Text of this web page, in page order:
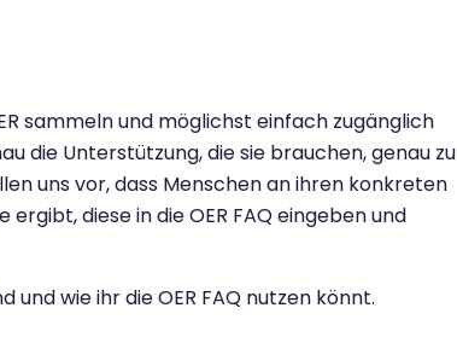
sammeln und möglichst einfach zugänglich
die Unterstützung, diesie brauchen, genau zu
uns vor, dass Menschen anihren konkreten
ergibt, diese in die OER FAQ eingeben und
und wie ihr die OER FAQ nutzen könnt.